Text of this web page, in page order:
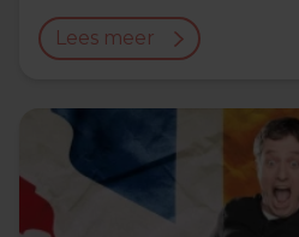
Lees meer